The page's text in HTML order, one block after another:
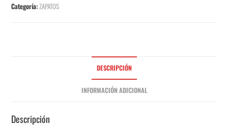
Categoría:ZAPATOS
DESCRIPCIÓN
INFORMACIÓN ADICIONAL
Descripción